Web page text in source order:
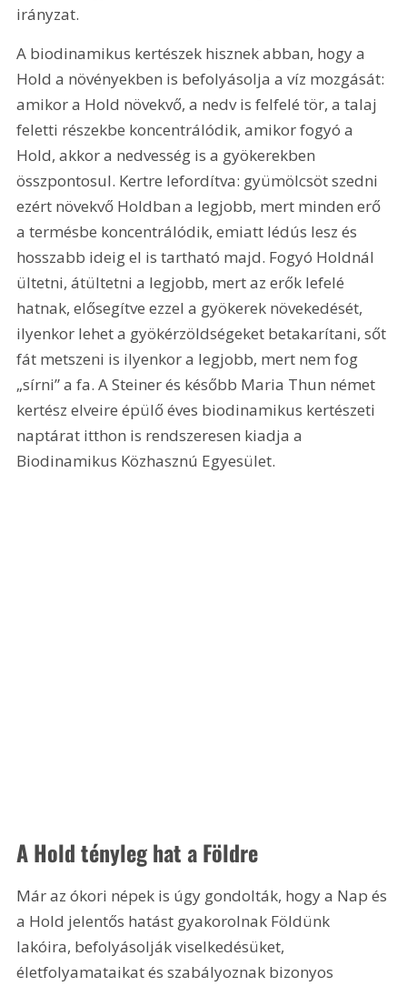
irányzat.
A biodinamikus kertészek hisznek abban, hogy a
Hold a növényekben is befolyásolja a víz mozgását:
amikor a Hold növekvő, a nedv is felfelé tör, a talaj
feletti részekbe koncentrálódik, amikor fogyó a
Hold, akkor a nedvesség is a gyökerekben
összpontosul. Kertre lefordítva: gyümölcsöt szedni
ezért növekvő Holdban a legjobb, mert minden erő
a termésbe koncentrálódik, emiatt lédús lesz és
hosszabb ideig el is tartható majd. Fogyó Holdnál
ültetni, átültetni a legjobb, mert az erők lefelé
hatnak, elősegítve ezzel a gyökerek növekedését,
ilyenkor lehet a gyökérzöldségeket betakarítani, sőt
fát metszeni is ilyenkor a legjobb, mert nem fog
„sírni” a fa. A Steiner és később Maria Thun német
kertész elveire épülő éves biodinamikus kertészeti
naptárat itthon is rendszeresen kiadja a
Biodinamikus Közhasznú Egyesület.
A Hold tényleg hat a Földre
Már az ókori népek is úgy gondolták, hogy a Nap és
a Hold jelentős hatást gyakorolnak Földünk
lakóira, befolyásolják viselkedésüket,
életfolyamataikat és szabályoznak bizonyos